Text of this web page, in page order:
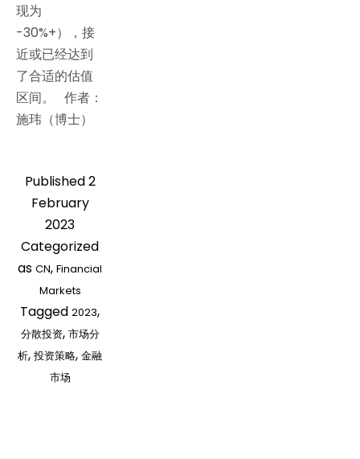
现为
-30%+），接
近或已经达到
了合适的估值
区间。 作者：
施玮（博士）
Published2
February
2023
Categorized
asCN,Financial
Markets
Tagged2023,
分散投资, 市场分
析,投资策略,金融
市场